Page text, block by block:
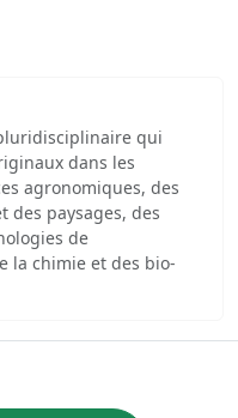
qui
dans les
agronomiques, des
des paysages, des
de
la chimie et des bio-